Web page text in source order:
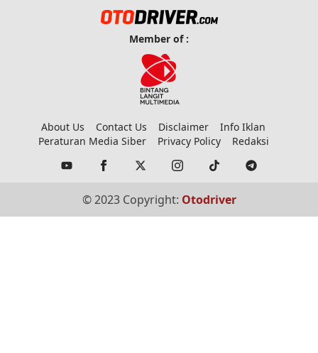
Member of :
About Us Contact Us Disclaimer
Info Iklan
Peraturan Media Siber
Privacy Policy Redaksi
© 2023 Copyright: Otodriver